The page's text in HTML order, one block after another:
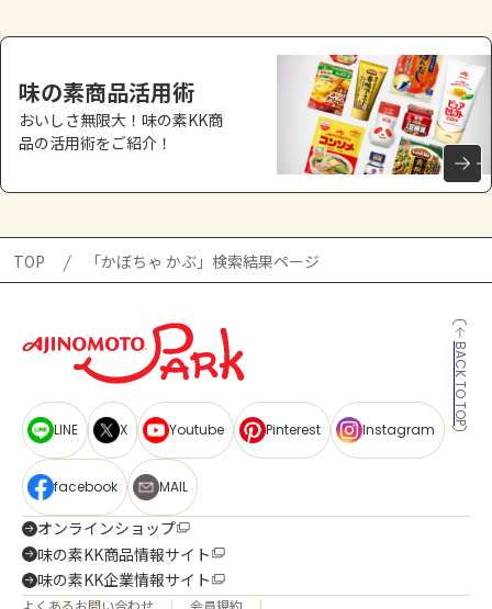
味の素商品活用術
おいしさ無限大！味の素KK商
品の活用術をご紹介！
TOP 「かぼちゃ かぶ」検索結果ページ
BACK TO TOP
LINE X Youtube Pinterest Instagram
facebook MAIL
オンラインショップ
味の素KK商品情報サイト
味の素KK企業情報サイト
よくあるお問い合わせ 会員規約